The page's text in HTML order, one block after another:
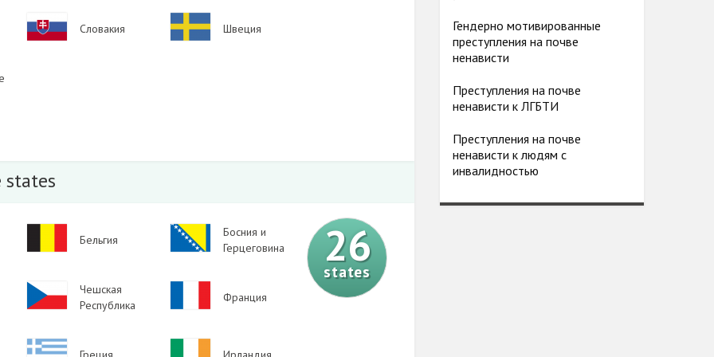
Image
Словакия
Image
Швеция
states
Бельгия
Image
Босния и
Герцеговина
Image
Чешская
Республика
Франция
Image
26
states
Гендерно мотивированные
преступления на почве
ненависти
Преступления на почве
ненависти к ЛГБТИ
Преступления на почве
ненависти к людям с
инвалидностью